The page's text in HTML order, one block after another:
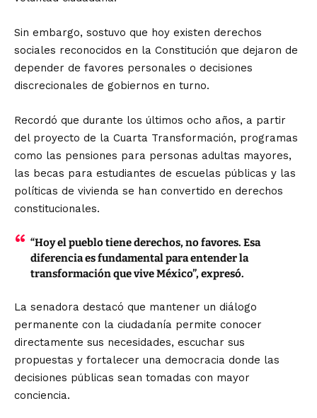
Sin embargo, sostuvo que hoy existen derechos
sociales reconocidos en la Constitución que dejaron de
depender de favores personales o decisiones
discrecionales de gobiernos en turno.
Recordó que durante los últimos ocho años, a partir
del proyecto de la Cuarta Transformación, programas
como las pensiones para personas adultas mayores,
las becas para estudiantes de escuelas públicas y las
políticas de vivienda se han convertido en derechos
constitucionales.
“Hoy el pueblo tiene derechos, no favores. Esa
diferencia es fundamental para entender la
transformación que vive México”, expresó.
La senadora destacó que mantener un diálogo
permanente con la ciudadanía permite conocer
directamente sus necesidades, escuchar sus
propuestas y fortalecer una democracia donde las
decisiones públicas sean tomadas con mayor
conciencia.